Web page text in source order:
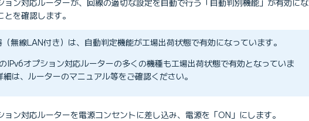
とを確認します。
無線LAN付き）は、自動判定機能が工場出荷状態で有効になっています。
IPv6オプション対応ルーターの多くの機種も工場出荷状態で有効となっていま
細は、ルーターのマニュアル等をご確認ください。
ョン対応ルーターを電源コンセントに差し込み、電源を「ON」にします。